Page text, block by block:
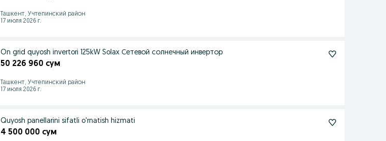
Ташкент, Учтепинский район
17 июля 2026 г.
On grid quyosh invertori 125kW Solax Сетевой солнечный инвертор
50 226 960 сум
Ташкент, Учтепинский район
17 июля 2026 г.
Quyosh panellarini sifatli o'rnatish hizmati
4 500 000 сум